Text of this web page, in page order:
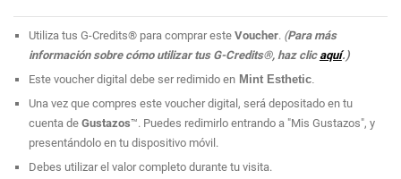
Utiliza tus G-Credits® para comprar este Voucher. (Para más
información sobre cómo utilizar tus G-Credits®, haz clic aquí.)
Este voucher digital debe ser redimido en Mint Esthetic.
Una vez que compres este voucher digital, será depositado en tu
cuenta de Gustazos™. Puedes redimirlo entrando a "Mis Gustazos", y
presentándolo en tu dispositivo móvil.
Debes utilizar el valor completo durante tu visita.